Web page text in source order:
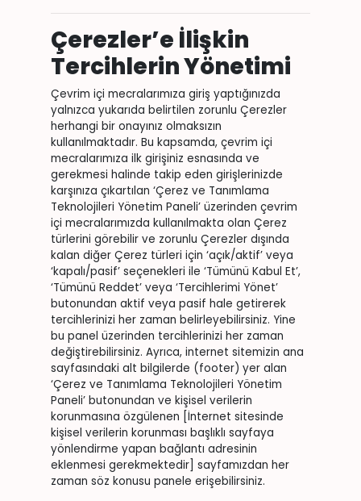
Çerezler’e İlişkin
Tercihlerin Yönetimi
Çevrim içi mecralarımıza giriş yaptığınızda
yalnızca yukarıda belirtilen zorunlu Çerezler
herhangi bir onayınız olmaksızın
kullanılmaktadır. Bu kapsamda, çevrim içi
mecralarımıza ilk girişiniz esnasında ve
gerekmesi halinde takip eden girişlerinizde
karşınıza çıkartılan ‘Çerez ve Tanımlama
Teknolojileri Yönetim Paneli’ üzerinden çevrim
içi mecralarımızda kullanılmakta olan Çerez
türlerini görebilir ve zorunlu Çerezler dışında
kalan diğer Çerez türleri için ‘açık/aktif’ veya
‘kapalı/pasif’ seçenekleri ile ‘Tümünü Kabul Et’,
‘Tümünü Reddet’ veya ‘Tercihlerimi Yönet’
butonundan aktif veya pasif hale getirerek
tercihlerinizi her zaman belirleyebilirsiniz. Yine
bu panel üzerinden tercihlerinizi her zaman
değiştirebilirsiniz. Ayrıca, internet sitemizin ana
sayfasındaki alt bilgilerde (footer) yer alan
‘Çerez ve Tanımlama Teknolojileri Yönetim
Paneli’ butonundan ve kişisel verilerin
korunmasına özgülenen [İnternet sitesinde
kişisel verilerin korunması başlıklı sayfaya
yönlendirme yapan bağlantı adresinin
eklenmesi gerekmektedir] sayfamızdan her
zaman söz konusu panele erişebilirsiniz.